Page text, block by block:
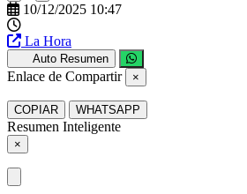
10/12/2025 10:47
La Hora
Auto Resumen
Enlace de Compartir ×
COPIAR WHATSAPP
Resumen Inteligente
×